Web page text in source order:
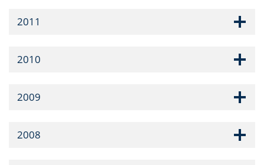
2011
2010
2009
2008